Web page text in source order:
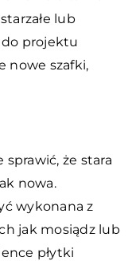
lub
do projektu
nowe szafki,
sprawić, że stara
nowa.
wykonana z
jak mosiądz lub
płytki